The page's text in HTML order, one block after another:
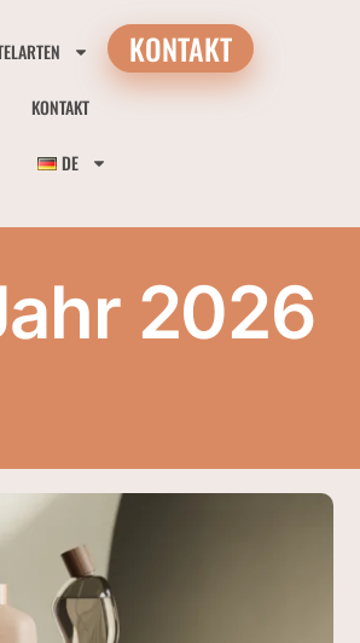
KONTAKT
DE
KONTAKT
2026